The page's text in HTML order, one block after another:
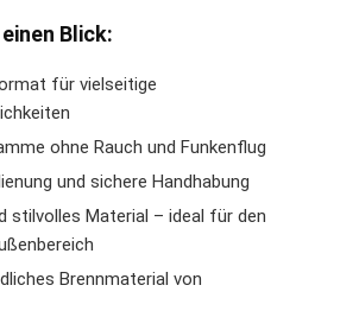
Blick:
für vielseitige
ohne Rauch und Funkenflug
und sichere Handhabung
stilvolles Material – ideal für den
Brennmaterial von